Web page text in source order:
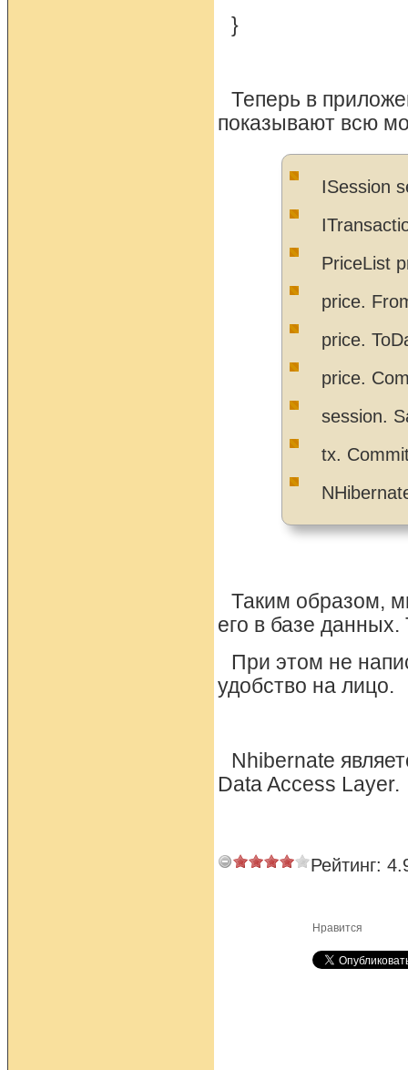
}
Теперь в
показывают всю
ISession
PriceList
priсe.
priсe.
priсe.
session.
tx.
Таким образом,
его в базе
При этом не
удобство на лицо.
Nhibernate
Data Access Layer.
Рейтинг:
Нравится